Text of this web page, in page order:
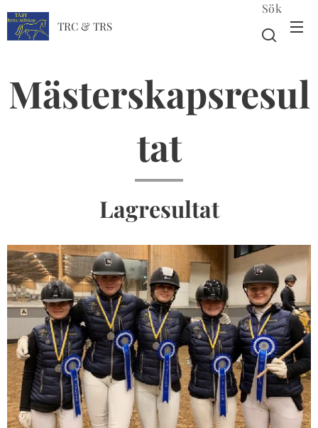
TRC & TRS
Sök
Mästerskapsresul
tat
Lagresultat